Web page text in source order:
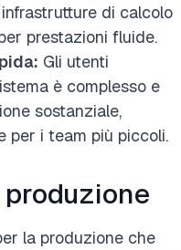
di calcolo
prestazioni fluide.
Gli utenti
è complesso e
sostanziale,
per i team più piccoli.
la produzione che